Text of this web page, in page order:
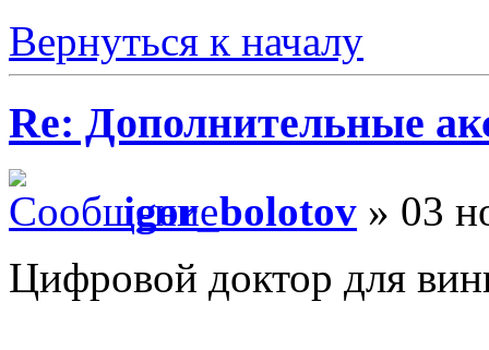
Вернуться к началу
Re: Дополнительные
igor_bolotov » 03
Цифровой доктор для